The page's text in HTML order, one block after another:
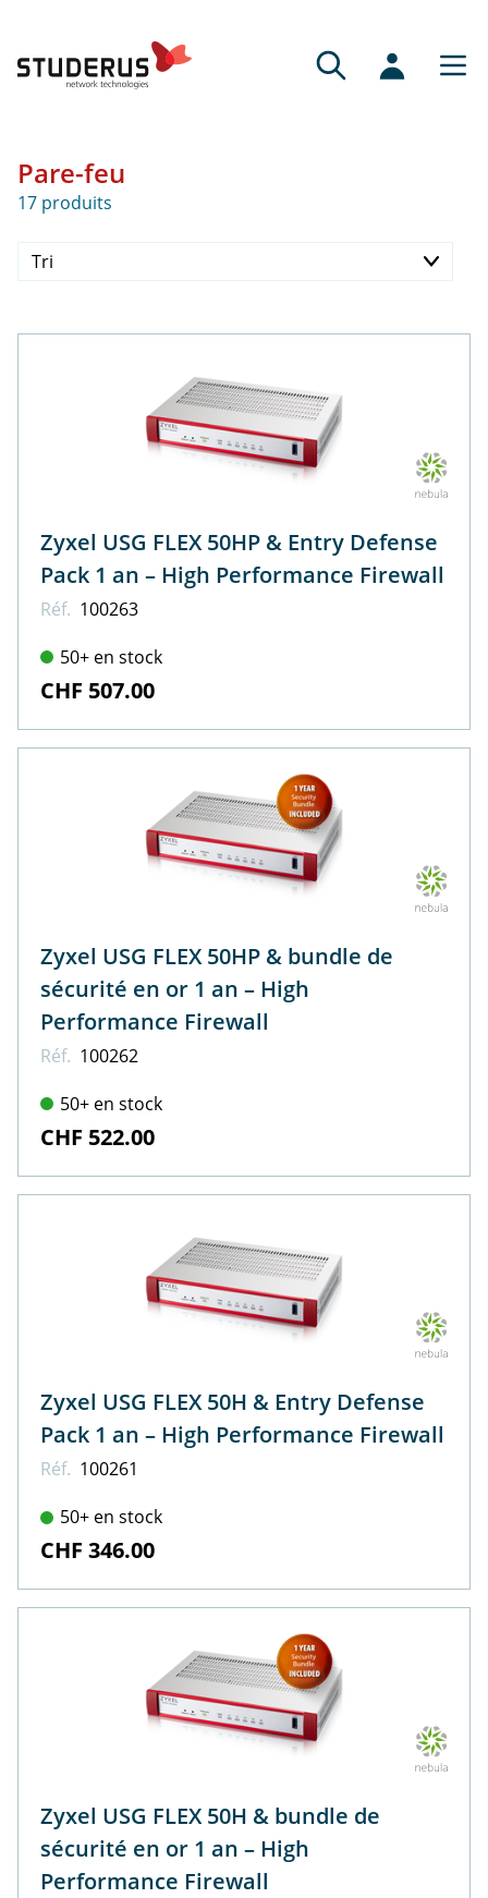
Pare-feu
17 produits
Tri
Prix descendant
Zyxel USG FLEX 50HP & Entry Defense
Pack 1 an – High Performance Firewall
Réf. 100263
50+ en stock
CHF 507.00
Zyxel USG FLEX 50HP & bundle de
sécurité en or 1 an – High
Performance Firewall
Réf. 100262
50+ en stock
CHF 522.00
Zyxel USG FLEX 50H & Entry Defense
Pack 1 an – High Performance Firewall
Réf. 100261
50+ en stock
CHF 346.00
Zyxel USG FLEX 50H & bundle de
sécurité en or 1 an – High
Performance Firewall